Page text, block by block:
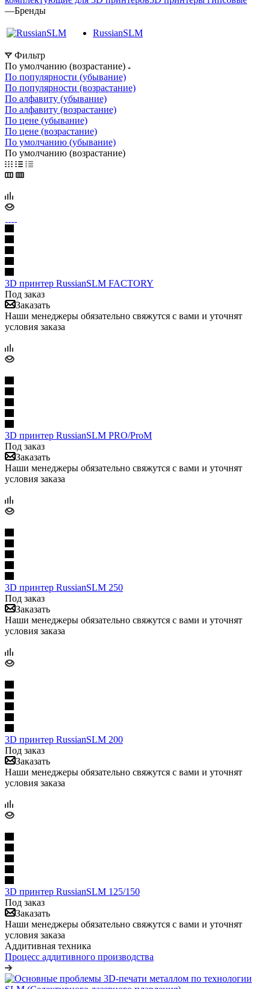
—Бренды
RussianSLM
Фильтр
По умолчанию (возрастание)
По популярности (убывание)
По популярности (возрастание)
По алфавиту (убывание)
По алфавиту (возрастание)
По цене (убывание)
По цене (возрастание)
По умолчанию (убывание)
По умолчанию (возрастание)
3D принтер RussianSLM FACTORY
Под заказ
Заказать
Наши менеджеры обязательно свяжутся с вами и уточнят
условия заказа
3D принтер RussianSLM PRO/ProM
Под заказ
Заказать
Наши менеджеры обязательно свяжутся с вами и уточнят
условия заказа
3D принтер RussianSLM 250
Под заказ
Заказать
Наши менеджеры обязательно свяжутся с вами и уточнят
условия заказа
3D принтер RussianSLM 200
Под заказ
Заказать
Наши менеджеры обязательно свяжутся с вами и уточнят
условия заказа
3D принтер RussianSLM 125/150
Под заказ
Заказать
Наши менеджеры обязательно свяжутся с вами и уточнят
условия заказа
Аддитивная техника
Процесс аддитивного производства